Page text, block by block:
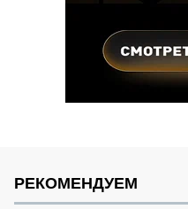
РЕКОМЕНДУЕМ